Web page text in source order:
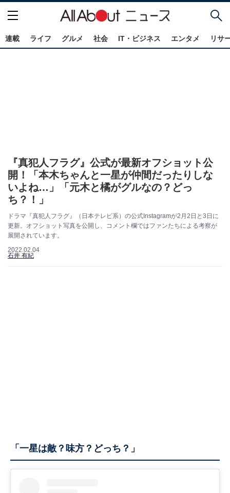
連載 ライフ グルメ 社会 IT・ビジネス エンタメ リサ
『真犯人フラグ』公式が最新オフショット公
開！「本木ちゃんと一星が仲間だったりしな
いよね…」「元木と橘がグルなの？どっ
ち？！」
ドラマ『真犯人フラグ』（日本テレビ系）の公式Instagramが2月2日と3日に
更新。オフショット写真を公開し、コメント欄ではファンたちによる考察が
展開されています。
2022.02.04
石井 有紀
「一星は敵？味方？どっち？」